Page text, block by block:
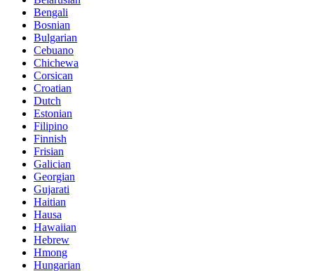
Bengali
Bosnian
Bulgarian
Cebuano
Chichewa
Corsican
Croatian
Dutch
Estonian
Filipino
Finnish
Frisian
Galician
Georgian
Gujarati
Haitian
Hausa
Hawaiian
Hebrew
Hmong
Hungarian